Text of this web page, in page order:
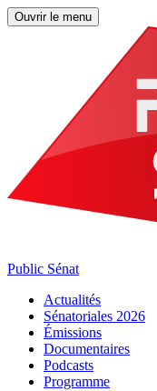
Ouvrir le menu
Public Sénat
Actualités
Sénatoriales 2026
Émissions
Documentaires
Podcasts
Programme